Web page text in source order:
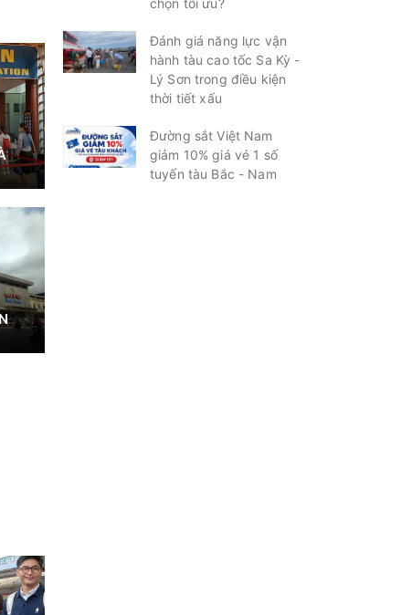
chọn tối ưu?
Đánh giá năng lực vận
hành tàu cao tốc Sa Kỳ -
Lý Sơn trong điều kiện
thời tiết xấu
Đường sắt Việt Nam
giảm 10% giá vé 1 số
tuyến tàu Bắc - Nam